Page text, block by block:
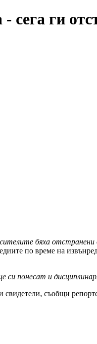
сега ги
бяха
по време на
си понесат и
съобщи